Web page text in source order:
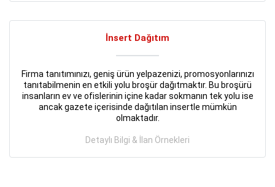
İnsert Dağıtım
Firma tanıtımınızı, geniş ürün yelpazenizi, promosyonlarınızı
tanıtabilmenin en etkili yolu broşür dağıtmaktır. Bu broşürü
insanların ev ve ofislerinin içine kadar sokmanın tek yolu ise
ancak gazete içerisinde dağıtılan insertle mümkün
olmaktadır.
Detaylı Bilgi & İlan Örnekleri